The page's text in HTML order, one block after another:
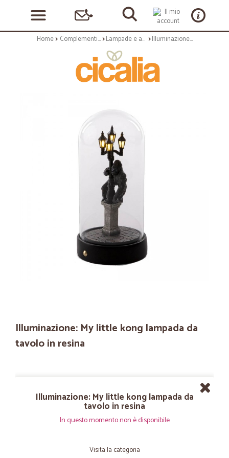
Home Complementi arredo Lampade e applique Illuminazione: My little kong lampada da tavolo in resina
Illuminazione: My little kong lampada da
tavolo in resina
Illuminazione: My little kong lampada da
tavolo in resina
In questo momento non è disponibile
Visita la categoria